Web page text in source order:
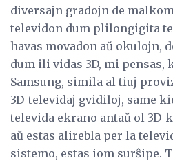
diversajn gradojn de
televidon dum plilongigita
havas movadon aŭ okulojn,
dum ili vidas 3D, mi pensas,
Samsung, simila al tiuj
3D-televidaj gvidiloj, same
televida ekrano antaŭ ol 3D-
aŭ estas alirebla per la
sistemo, estas iom surŝipe.